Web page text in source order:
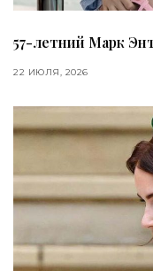
57-летний Марк
22 ИЮЛЯ, 2026